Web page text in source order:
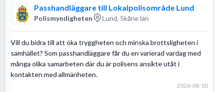
Passhandläggare till Lokalpolisområde Lund
Polismyndigheten Lund, Skåne län
Vill du bidra till att öka tryggheten och minska brottsligheten i
samhället? Som passhandläggare får du en varierad vardag med
många olika samarbeten där du är polisens ansikte utåt i
kontakten med allmänheten.
2026-08-10